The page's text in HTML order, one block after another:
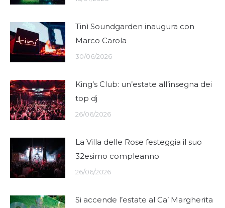
Tinì Soundgarden inaugura con
Marco Carola
30/06/2026
King’s Club: un’estate all’insegna dei
top dj
26/06/2026
La Villa delle Rose festeggia il suo
32esimo compleanno
26/06/2026
Si accende l’estate al Ca’ Margherita